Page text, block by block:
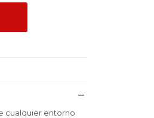
cualquier entorno